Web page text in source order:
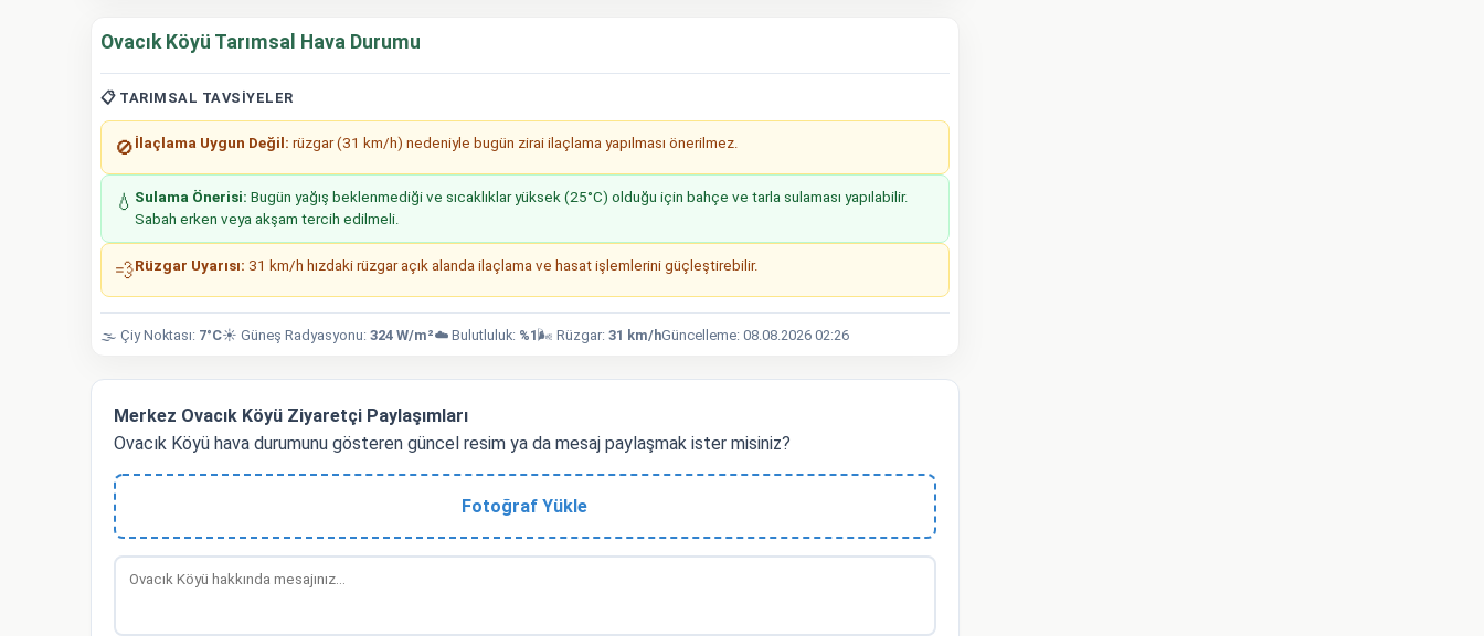
Ovacık Köyü Tarımsal Hava Durumu
📋 TARIMSAL TAVSIYELER
🚫 İlaçlama Uygun Değil: rüzgar (31 km/h) nedeniyle bugün zirai ilaçlama yapılması önerilmez.
💧 Sulama Önerisi: Bugün yağış beklenmediği ve sıcaklıklar yüksek (25°C) olduğu için bahçe ve tarla sulaması yapılabilir.
Sabah erken veya akşam tercih edilmeli.
💨Rüzgar Uyarısı: 31 km/h hızdaki rüzgar açık alanda ilaçlama ve hasat işlemlerini güçleştirebilir.
🌫️ Çiy Noktası: 7°C☀️ Güneş Radyasyonu: 324 W/m²☁️ Bulutluluk: %1 🌬️ Rüzgar: 31 km/hGüncelleme: 08.08.2026 02:26
Merkez Ovacık Köyü Ziyaretçi Paylaşımları
Ovacık Köyü hava durumunu gösteren güncel resim ya da mesaj paylaşmak ister misiniz?
Fotoğraf Yükle